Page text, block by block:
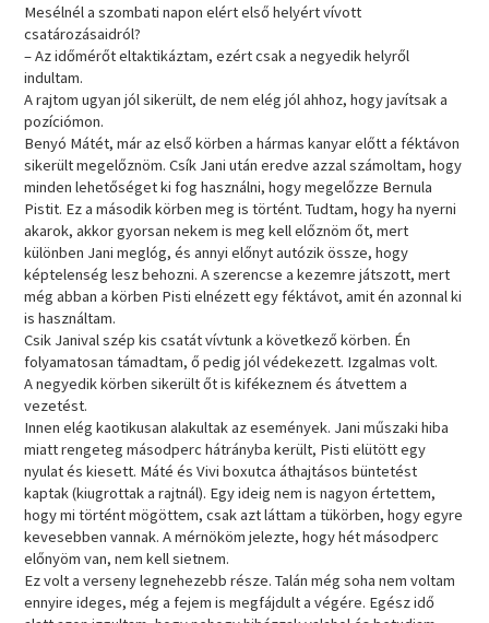
Mesélnél a szombati napon elért első helyért vívott
csatározásaidról?
– Az időmérőt eltaktikáztam, ezért csak a negyedik helyről
indultam.
A rajtom ugyan jól sikerült, de nem elég jól ahhoz, hogy javítsak a
pozíciómon.
Benyó Mátét, már az első körben a hármas kanyar előtt a féktávon
sikerült megelőznöm. Csík Jani után eredve azzal számoltam, hogy
minden lehetőséget ki fog használni, hogy megelőzze Bernula
Pistit. Ez a második körben meg is történt. Tudtam, hogy ha nyerni
akarok, akkor gyorsan nekem is meg kell előznöm őt, mert
különben Jani meglóg, és annyi előnyt autózik össze, hogy
képtelenség lesz behozni. A szerencse a kezemre játszott, mert
még abban a körben Pisti elnézett egy féktávot, amit én azonnal ki
is használtam.
Csik Janival szép kis csatát vívtunk a következő körben. Én
folyamatosan támadtam, ő pedig jól védekezett. Izgalmas volt.
A negyedik körben sikerült őt is kifékeznem és átvettem a
vezetést.
Innen elég kaotikusan alakultak az események. Jani műszaki hiba
miatt rengeteg másodperc hátrányba került, Pisti elütött egy
nyulat és kiesett. Máté és Vivi boxutca áthajtásos büntetést
kaptak (kiugrottak a rajtnál). Egy ideig nem is nagyon értettem,
hogy mi történt mögöttem, csak azt láttam a tükörben, hogy egyre
kevesebben vannak. A mérnököm jelezte, hogy hét másodperc
előnyöm van, nem kell sietnem.
Ez volt a verseny legnehezebb része. Talán még soha nem voltam
ennyire ideges, még a fejem is megfájdult a végére. Egész idő